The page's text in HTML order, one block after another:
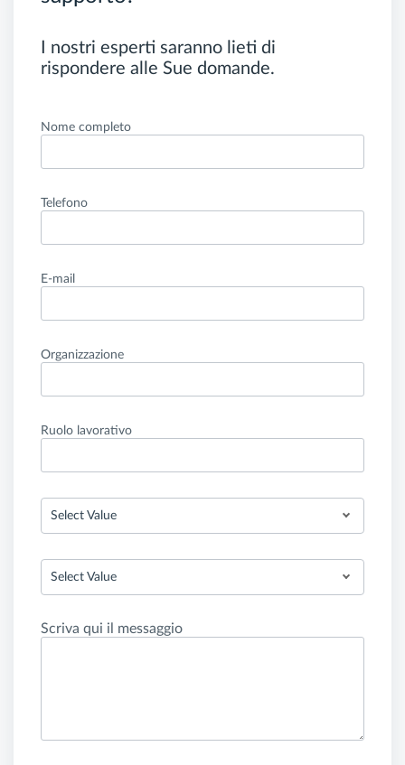
I nostri esperti saranno lieti di
rispondere alle Sue domande.
Nome completo
Telefono
E-mail
Organizzazione
Ruolo lavorativo
Select Value
Select Value
Scriva qui il messaggio